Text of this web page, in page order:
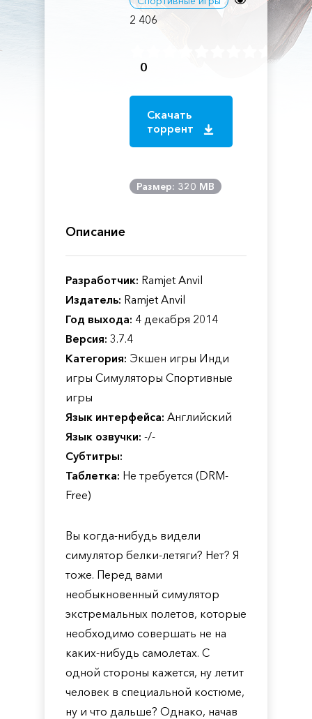
2 406
0
Скачать
торрент
Размер: 320 MB
Описание
Разработчик: Ramjet Anvil
Издатель: Ramjet Anvil
Год выхода: 4 декабря 2014
Версия: 3.7.4
Категория: Экшен игры Инди
игры Симуляторы Спортивные
игры
Язык интерфейса: Английский
Язык озвучки: -/-
Субтитры:
Таблетка: Не требуется (DRM-
Free)
Вы когда-нибудь видели
симулятор белки-летяги? Нет? Я
тоже. Перед вами
необыкновенный симулятор
экстремальных полетов, которые
необходимо совершать не на
каких-нибудь самолетах. С
одной стороны кажется, ну летит
человек в специальной костюме,
ну и что дальше? Однако, начав